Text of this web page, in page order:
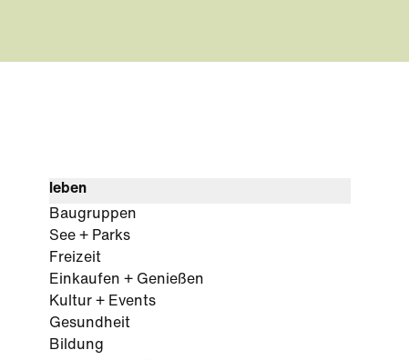
leben
Baugruppen
See + Parks
Freizeit
Einkaufen + Genießen
Kultur + Events
Gesundheit
Bildung